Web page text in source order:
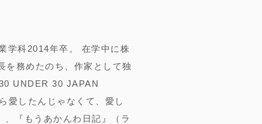
学科2014年卒。 在学中に株
を務めたのち、作家として独
UNDER 30 JAPAN
愛したんじゃなくて、愛し
『もうあかんわ日記』（ラ